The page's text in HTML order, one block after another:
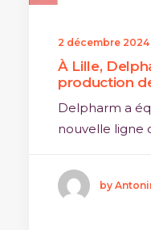
2 décembre 2024
À Lille,
production
Delpharm a
nouvelle ligne
by